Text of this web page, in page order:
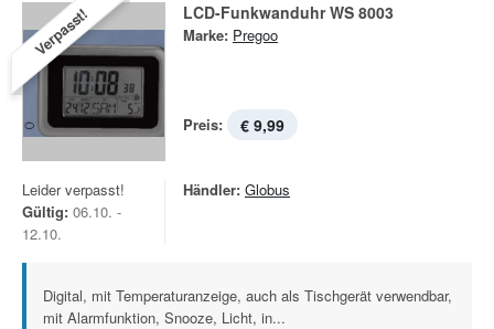
Verpasst! LCD-Funkwanduhr WS 8003
Marke: Pregoo
Preis: € 9,99
Leider verpasst!
Gültig: 06.10. -
12.10.
Händler: Globus
Digital, mit Temperaturanzeige, auch als Tischgerät verwendbar,
mit Alarmfunktion, Snooze, Licht, in...